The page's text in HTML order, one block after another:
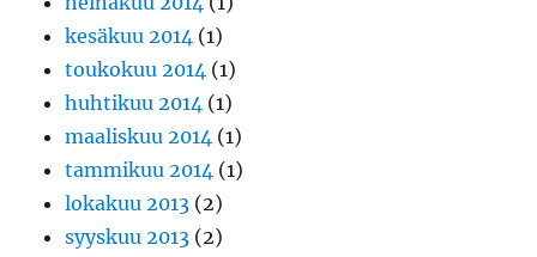
kesäkuu 2014 (1)
toukokuu 2014 (1)
huhtikuu 2014 (1)
maaliskuu 2014 (1)
tammikuu 2014 (1)
lokakuu 2013 (2)
syyskuu 2013 (2)